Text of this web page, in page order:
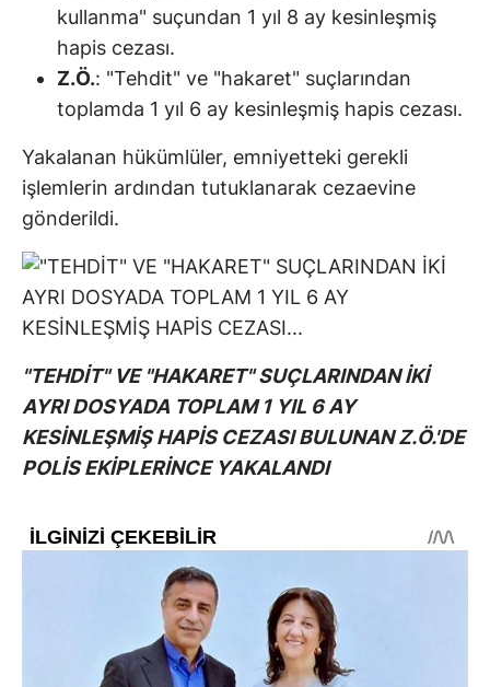
kullanma" suçundan 1 yıl 8 ay kesinleşmiş
hapis cezası.
Z.Ö.: "Tehdit" ve "hakaret" suçlarından
toplamda 1 yıl 6 ay kesinleşmiş hapis cezası.
Yakalanan hükümlüler, emniyetteki gerekli
işlemlerin ardından tutuklanarak cezaevine
gönderildi.
"TEHDİT" VE "HAKARET" SUÇLARINDAN İKİ
AYRI DOSYADA TOPLAM 1 YIL 6 AY
KESİNLEŞMİŞ HAPİS CEZASI BULUNAN Z.Ö.'DE
POLİS EKİPLERİNCE YAKALANDI